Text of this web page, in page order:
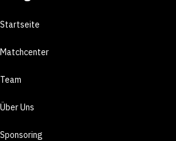
Startseite
Matchcenter
Team
Über Uns
Sponsoring